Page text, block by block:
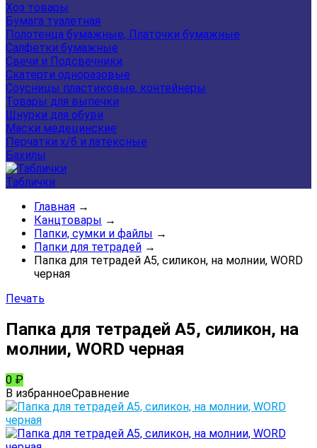
Хоз товары
Бумага туалетная
Полотенца бумажные, Платочки бумажные
Салфетки бумажные
Свечи и Подсвечники
Скатерти одноразовые
Соусницы пластиковые, контейнеры
Товары для выпечки
Шнурки для обуви
Маски медецинские
Перчатки х/б и латексные
Бахилы
Таблички
Главная →
Канцтовары →
Папки, сумки и файлы →
Папки для тетрадей →
Папка для тетрадей А5, силикон, на молнии, WORD
черная
Печать
Папка для тетрадей А5, силикон, на
молнии, WORD черная
0 ₽
В избранноеСравнение